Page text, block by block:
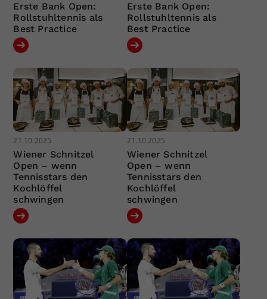
Erste Bank Open:
Rollstuhltennis als
Best Practice
Erste Bank Open:
Rollstuhltennis als
Best Practice
21.10.2025
Wiener Schnitzel
Open – wenn
Tennisstars den
Kochlöffel
schwingen
21.10.2025
Wiener Schnitzel
Open – wenn
Tennisstars den
Kochlöffel
schwingen